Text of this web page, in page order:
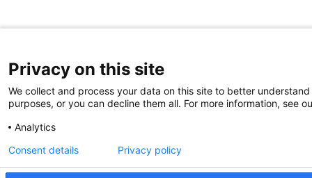
Privacy on this site
We collect and process your data on this site to better
purposes, or you can decline them all. For more information, see
Analytics
Consent details Privacy policy